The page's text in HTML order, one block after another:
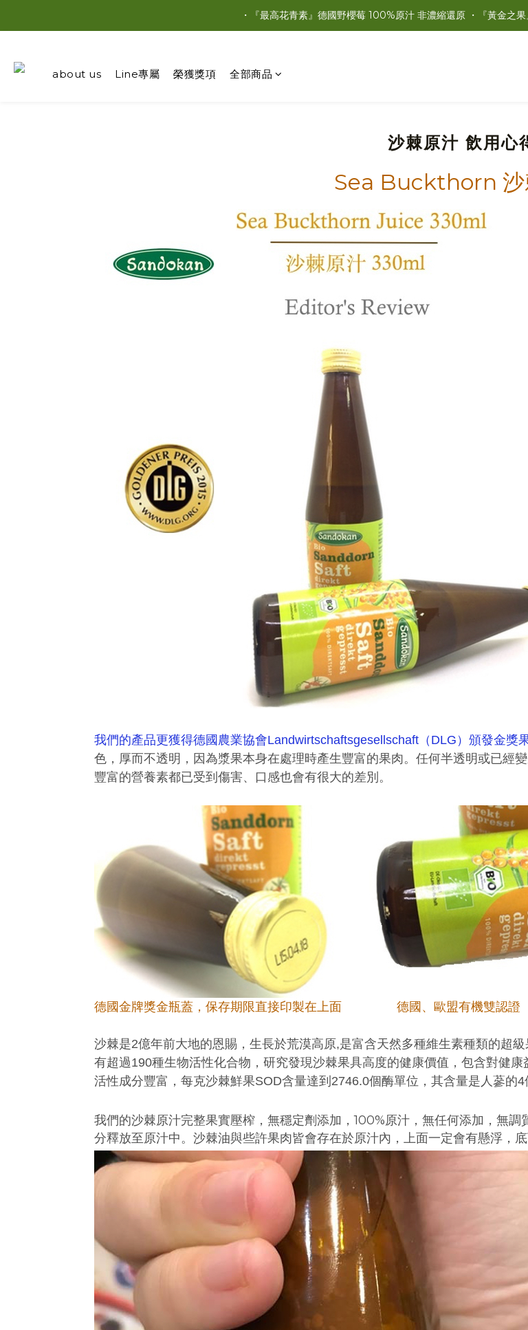
・『最高花青素』德國野櫻莓 100%原汁 非濃縮還原 ・『黃金之
about us Line專屬 榮獲獎項 全部商品
沙棘原汁 飲用心
Sea Buckthorn 沙
我們的產品更獲得德國農業協會Landwirtschaftsgesellschaft（DLG）頒發金獎果
色，厚而不透明，因為漿果本身在處理時產生豐富的果肉。任何半透明或已經
豐富的營養素都已受到傷害、口感也會有很大的差別。
德國金牌獎金瓶蓋，保存期限直接印製在上面 德國、歐盟有機雙認證
沙棘是2億年前大地的恩賜，生長於荒漠高原,是富含天然多種維生素種類的超
有超過190種生物活性化合物，研究發現沙棘果具高度的健康價值，包含對健
活性成分豐富，每克沙棘鮮果SOD含量達到2746.0個酶單位，其含量是人蔘的4
我們的沙棘原汁完整果實壓榨，無穩定劑添加，100%原汁，無任何添加，無
分釋放至原汁中。 沙棘油與些許果肉皆會存在於原汁內，上面一定會有懸浮，